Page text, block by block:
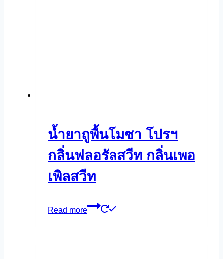
น้ำยาถูพื้นโมซา โปรฯ
กลิ่นฟลอรัลสวีท กลิ่นเพอ
เพิลสวีท
Read more